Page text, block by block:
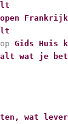
opGids Huis
wat je
wat